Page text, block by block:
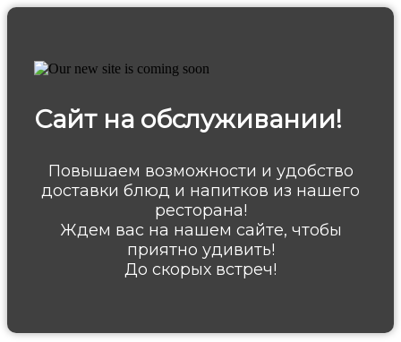
Сайт на обслуживании!
Повышаем возможности и удобство
доставки блюд и напитков из нашего
ресторана!
Ждем вас на нашем сайте, чтобы
приятно удивить!
До скорых встреч!